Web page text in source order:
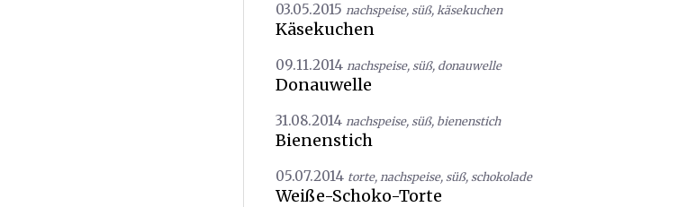
03.05.2015 nachspeise, süß, käsekuchen
Käsekuchen
09.11.2014 nachspeise, süß, donauwelle
Donauwelle
31.08.2014 nachspeise, süß, bienenstich
Bienenstich
05.07.2014 torte, nachspeise, süß, schokolade
Weiße-Schoko-Torte